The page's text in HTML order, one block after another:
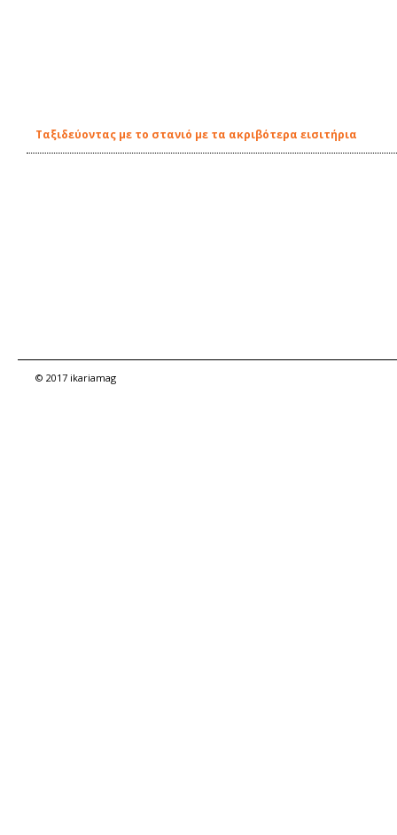
Ταξιδεύοντας με το στανιό με τα ακριβότερα εισιτήρια
© 2017 ikariamag